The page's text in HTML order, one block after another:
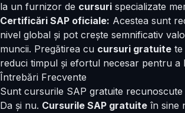
la un furnizor de cursuri specializate
Certificări SAP oficiale: Acestea sunt
nivel global și pot crește semnificativ
muncii. Pregătirea cu cursuri gratuite te
reduci timpul și efortul necesar pentru a
Întrebări Frecvente
Sunt cursurile SAP gratuite recunoscute
Da și nu. Cursurile SAP gratuite în sine